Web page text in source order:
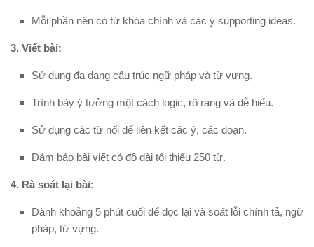
Mỗi phần nên có từ khóa chính và các ý supporting ideas.
3. Viết bài:
Sử dụng đa dạng cấu trúc ngữ pháp và từ vựng.
Trình bày ý tưởng một cách logic, rõ ràng và dễ hiểu.
Sử dụng các từ nối để liên kết các ý, các đoạn.
Đảm bảo bài viết có độ dài tối thiểu 250 từ.
4. Rà soát lại bài:
Dành khoảng 5 phút cuối để đọc lại và soát lỗi chính tả, ngữ
pháp, từ vựng.